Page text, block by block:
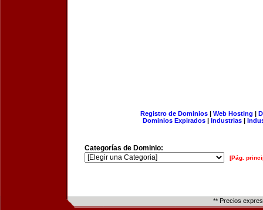
Registro de Dominios| Web Hosting |
Dominios Expirados | Industrias |
Categorías de Dominio:
[Pág.
** Precios